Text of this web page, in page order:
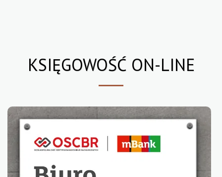
KSIĘGOWOŚĆ ON-LINE